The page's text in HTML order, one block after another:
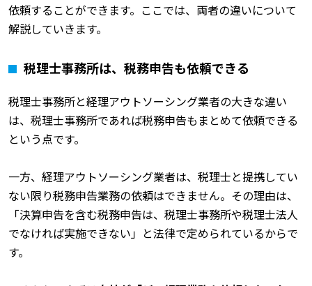
依頼することができます。ここでは、両者の違いについて
解説していきます。
税理士事務所は、税務申告も依頼できる
税理士事務所と経理アウトソーシング業者の大きな違い
は、税理士事務所であれば税務申告もまとめて依頼できる
という点です。
一方、経理アウトソーシング業者は、税理士と提携してい
ない限り税務申告業務の依頼はできません。その理由は、
「決算申告を含む税務申告は、税理士事務所や税理士法人
でなければ実施できない」と法律で定められているからで
す。